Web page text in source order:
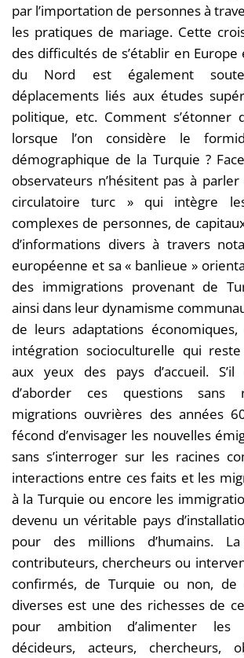
par l’importation de personnes à
les pratiques de mariage. Cette
des difficultés de s’établir en
du Nord est également
déplacements liés aux études
politique, etc. Comment s’étonner
lorsque l’on considère le
démographique de la Turquie ?
observateurs n’hésitent pas à parler
circulatoire turc » qui intègre
complexes de personnes, de
d’informations divers à travers
européenne et sa « banlieue »
des immigrations provenant de
ainsi dans leur dynamisme
de leurs adaptations économiques,
intégration socioculturelle qui
aux yeux des pays d’accueil.
d’aborder ces questions sans
migrations ouvrières des années
fécond d’envisager les nouvelles
sans s’interroger sur les racines
interactions entre ces faits et les
à la Turquie ou encore les
devenu un véritable pays
pour des millions d’humains.
contributeurs, chercheurs ou
confirmés, de Turquie ou non, de
diverses est une des richesses de
pour ambition d’alimenter les
décideurs, acteurs, chercheurs,